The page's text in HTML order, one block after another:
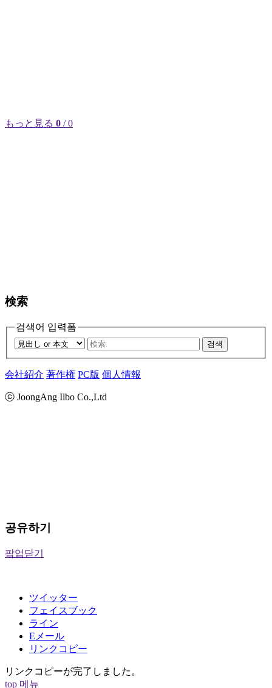
もっと見る 0 / 0
検索
검색어 입력폼
검색
会社紹介 著作権 PC版 個人情報
ⓒ JoongAng Ilbo Co.,Ltd
공유하기
팝업닫기
ツイッター
フェイスブック
ライン
Eメール
リンクコピー
リンクコピーが完了しました。
top 메뉴